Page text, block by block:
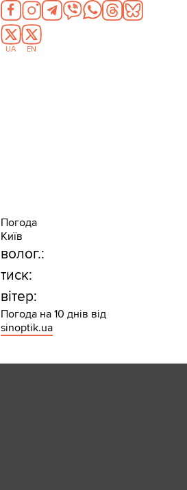
UA EN
Погода
Київ
волог.:
тиск:
вітер:
Погода на 10 днів від
sinoptik.ua